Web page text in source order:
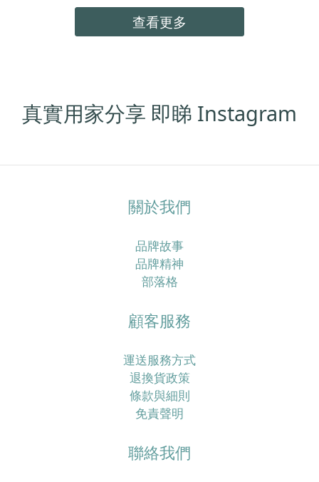
髮明顯咗、頭皮痕癢甚至有甩頭皮問題。呢篇文章會用
最簡單易明、偏向頭皮營養角度的方法，同你拆解點解
定嘅髮況。香港四月濕熱＋冷氣房雙重夾擊，點解頭皮
特別易出事？香港四月平均日間高溫可以去到接近盛夏
受溫濕度急速轉變的壓力。喺呢種環境之下，頭皮好容
保護頭皮而分泌更多油脂，令你覺得「唔洗頭就頂唔
順」，同時高濕度又利於汗水同油脂積聚，增加痕癢、
頭皮屑甚至毛囊壓力，久而久之就會覺得甩頭髮明顯多
營養雙重失衡好多香港女生以為：頭皮好油就等於洗頭
頭水，甚至一日洗兩三次，希望可以「洗到好乾爽」；
短時間內你可能覺得輕鬆咗，但頭皮角質層同皮脂膜卻
愈來愈脆弱。 一旦屏障受損，頭皮更易發炎、起頭瘡、
痕癢同產生頭皮屑，於是身體會再分泌更多油脂保護自
外食多、蔬果及優質蛋白質攝取不足，又或經常捱夜、
壓力大，毛囊所需的微量營養素就未必夠用，令髮絲質
查看更多
真實用家分享 即睇 Instagram
關於我們
品牌故事
品牌精神
部落格
顧客服務
運送服務方式
退換貨政策
條款與細則
免責聲明
聯絡我們